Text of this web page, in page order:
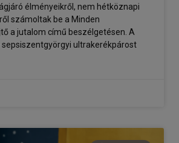
élményeikről, nem hétköznapi
számoltak be a Minden
a jutalom című beszélgetésen. A
sepsiszentgyörgyi ultrakerékpárost